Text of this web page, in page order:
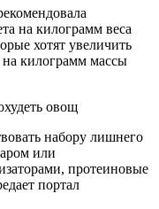
на килограмм веса
хотят увеличить
килограмм массы
овощ
набору лишнего
или
протеиновые
портал